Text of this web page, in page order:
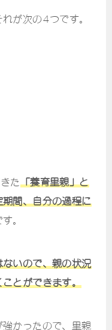
が次の4つです。
た「養育里親」と
間、自分の過程に
。
いので、親の状況
とができます。
強かったので、里親